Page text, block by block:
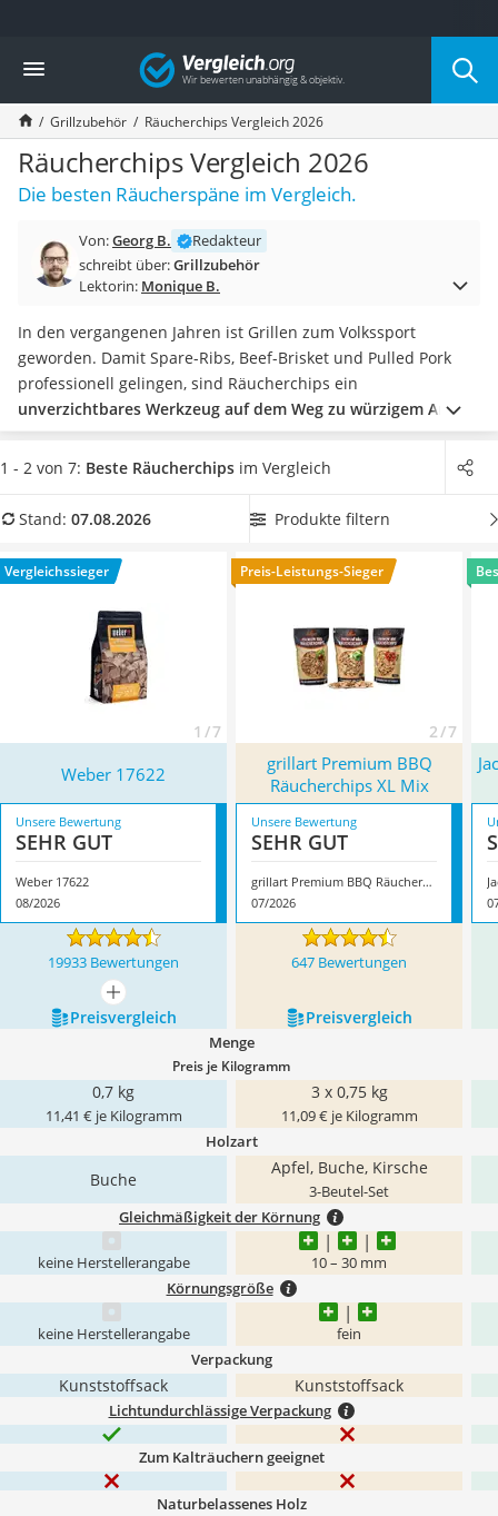
Die beliebtesten Vergleiche nach Kategorie
Baumarkt
Tresor feuerfest
Makita-Akku-Rasenmäher
Kappsäge
Smartes Türschloss
Akku-Rasentrimmer
Feuchtigkeitsmessgerät
Split-Klimaanlage 2 Innengeräte
Pelletofen
Tiefbrunnenpumpe
Fliesenschneider
Hochdruckreiniger
Doppelschleifer
Überwachungskamera
Benzinrasenmäher mit Elektrostart
Löschdecke
Winterharte Palmen
Gasdurchlauferhitzer
Vergleich
Grillzubehör Räucherchips Vergleich 2026
Räucherchips Vergleich 2026
Die besten Räucherspäne im Vergleich.
Von:Georg B.
Redakteur
schreibt über:Grillzubehör
Lektorin: Monique B.
In den vergangenen Jahren ist Grillen zum Volkssport
geworden. Damit Spare-Ribs, Beef-Brisket und Pulled Pork
professionell gelingen, sind Räucherchips ein
unverzichtbares Werkzeug auf dem Weg zu würzigem Aroma
und kräftiger Rauchnote. Auch wer Fisch oder Huhn smoken
möchte, kommt an Räucherchips nicht vorbei.
Räucherchips von naturbelassenem Holz nachhaltiger
die Kalträuchern ermöglicht, wenn Sie Schinken und Co. bei
Niedrigtemperaturen räuchern möchten. Überzeugt hat uns
hier im August 2026 besonders das Modell
seinen Eigenschaften.
1 - 2 von 7: Beste Räucherchips im Vergleich
Stand: 07.08.2026 Produkte filtern
Vergleichssieger
1 / 7
Preis-Leistungs-Sieger
2 / 7
Weber 17622
grillart Premium BBQ
Räucherchips XL Mix
Unsere Bewertung
SEHR GUT
Weber 17622
08/2026
Unsere Bewertung
SEHR GUT
grillart Premium BBQ Räucherchips XL Mix
07/2026
19933 Bewertungen 647 Bewertungen
mehr anzeigen
Preis­vergleich
Preis­vergleich
Menge
Preis je Kilogramm
0,7 kg
11,41 € je Kilogramm
3 x 0,75 kg
11,09 € je Kilogramm
Holzart
Buche
Apfel, Buche, Kirsche
3-Beutel-Set
Gleichmäßigkeit der Körnung
keine Herstellerangabe 10 – 30 mm
Körnungsgröße
keine Herstellerangabe fein
Verpackung
Kunststoffsack Kunststoffsack
Lichtundurchlässige Verpackung
Zum Kalträuchern geeignet
Naturbelassenes Holz